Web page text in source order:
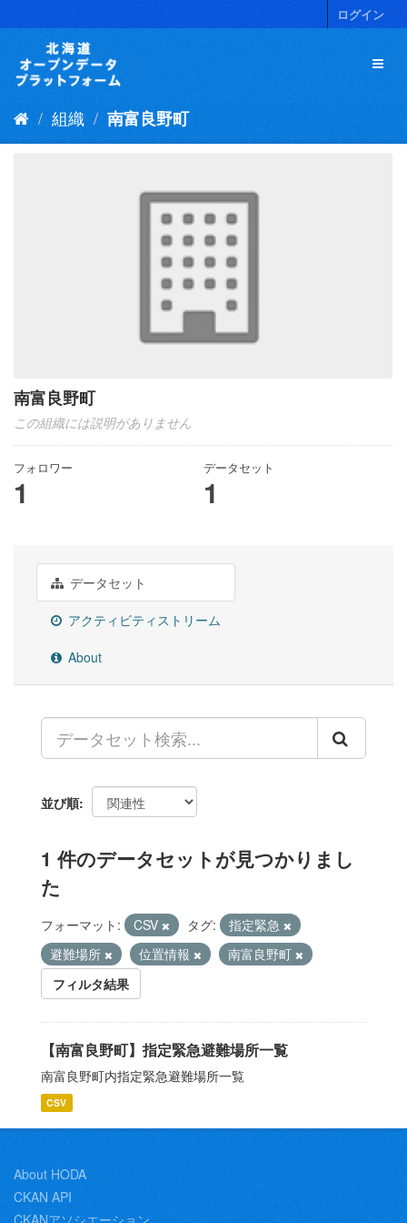
キ
ログイン
組織 南富良野町
南富良野町
この組織には説明がありません
フォロワー
1
データセット
1
データセット
アクティビティストリーム
About
並び順
1 件のデータセットが見つかりまし
た
フォーマット: CSV タグ:
指定緊急
避難場所
位置情報
南富良野町
フィルタ結果
【南富良野町】指定緊急避難場所一覧
南富良野町内指定緊急避難場所一覧
CSV
About HODA
CKAN API